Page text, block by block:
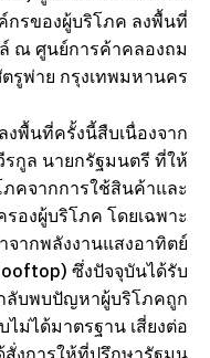
กรของผู้บริโภค ลงพื้นที่
ณ ศูนย์การค้าคลองถม
รูพ่าย กรุงเทพมหานคร
งพื้นที่ครั้งนี้สืบเนื่องจาก
กูล นายกรัฐมนตรี ที่ให้
คจากการใช้สินค้าและ
องผู้บริโภค โดยเฉพาะ
จากพลังงานแสงอาทิตย์
ซึ่งปัจจุบันได้รับ
ลับพบปัญหาผู้บริโภคถูก
ม่ได้มาตรฐาน เสี่ยงต่อ